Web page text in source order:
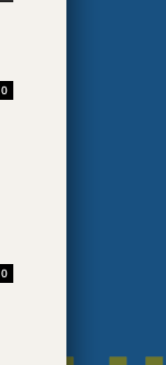
0
0